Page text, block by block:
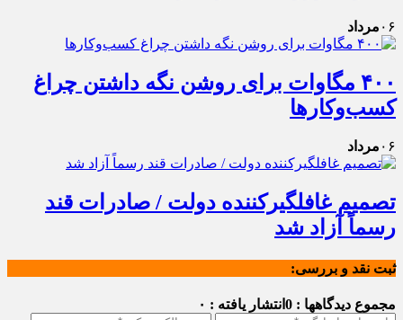
۰۶ مرداد
۴۰۰ مگاوات برای روشن نگه داشتن چراغ
کسب‌وکار‌ها
۰۶ مرداد
تصمیم غافلگیرکننده دولت / صادرات قند
رسماً آزاد شد
ثبت نقد و بررسی:
مجموع دیدگاهها : 0 انتشار یافته : ۰